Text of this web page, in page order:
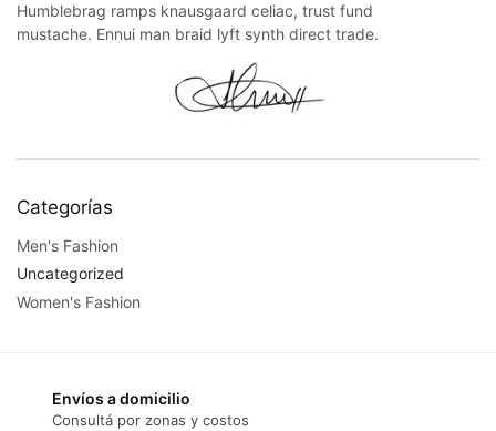
Humblebrag ramps knausgaard celiac, trust fund
mustache. Ennui man braid lyft synth direct trade.
Categorías
Men's Fashion
Uncategorized
Women's Fashion
Envíos a domicilio
Consultá por zonas y costos